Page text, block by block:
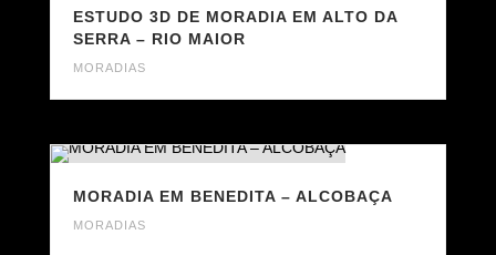
ESTUDO 3D DE MORADIA EM ALTO DA
SERRA – RIO MAIOR
MORADIAS
MORADIA EM BENEDITA – ALCOBAÇA
MORADIAS